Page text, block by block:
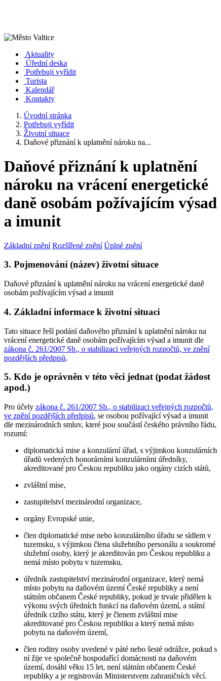
Aktuality
Úřední deska
Potřebuji vyřídit
Turista
Kalendář
Kontakty
Úvodní stránka
Potřebuji vyřídit
Životní situace
Daňové přiznání k uplatnění nároku na...
Daňové přiznání k uplatnění
nároku na vrácení energetické
daně osobám požívajícím výsad
a imunit
Základní znění Rozšířené znění Úplné znění
3. Pojmenování (název) životní situace
Daňové přiznání k uplatnění nároku na vrácení energetické daně
osobám požívajícím výsad a imunit
4. Základní informace k životní situaci
Tato situace řeší podání daňového přiznání k uplatnění nároku na
vrácení energetické daně osobám požívajícím výsad a imunit dle
zákona č. 261/2007 Sb., o stabilizaci veřejných rozpočtů, ve znění
pozdějších předpisů.
5. Kdo je oprávněn v této věci jednat (podat žádost
apod.)
Pro účely zákona č. 261/2007 Sb., o stabilizaci veřejných rozpočtů,
ve znění pozdějších předpisů, se osobou požívající výsad a imunit
dle mezinárodních smluv, které jsou součástí českého právního řádu,
rozumí:
diplomatická mise a konzulární úřad, s výjimkou konzulárních
úřadů vedených honorárními konzulárními úředníky,
akreditované pro Českou republiku jako orgány cizích států,
zvláštní mise,
zastupitelství mezinárodní organizace,
orgány Evropské unie,
člen diplomatické mise nebo konzulárního úřadu se sídlem v
tuzemsku, s výjimkou člena služebního personálu a soukromé
služební osoby, který je akreditován pro Českou republiku a
nemá místo pobytu v tuzemsku,
úředník zastupitelství mezinárodní organizace, který nemá
místo pobytu na daňovém území České republiky a není
státním občanem České republiky, pokud je trvale přidělen k
výkonu svých úředních funkcí na daňovém území, a státní
úředník cizího státu, který je členem zvláštní mise
akreditované pro Českou republiku a který nemá místo
pobytu na daňovém území,
člen rodiny osoby uvedené v páté nebo šesté odrážce, pokud s
ní žije ve společně hospodařící domácnosti na daňovém
území, dosáhl věku 15 let, není státním občanem České
republiky a je registrován Ministerstvem zahraničních věcí.